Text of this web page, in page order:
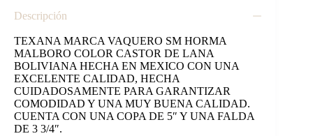
Descripción
TEXANA MARCA VAQUERO SM HORMA
MALBORO COLOR CASTOR DE LANA
BOLIVIANA HECHA EN MEXICO CON UNA
EXCELENTE CALIDAD, HECHA
CUIDADOSAMENTE PARA GARANTIZAR
COMODIDAD Y UNA MUY BUENA CALIDAD.
CUENTA CON UNA COPA DE 5″ Y UNA FALDA
DE 3 3/4″.